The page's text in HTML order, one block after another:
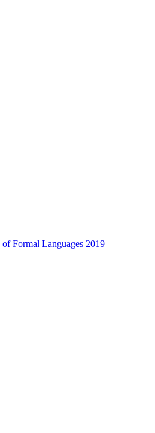
Formal Languages 2019